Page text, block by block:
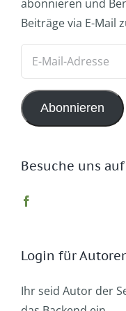
abonnieren und
Beiträge via E-Mail
Adresse
Abonnieren
Besuche uns
Login für
Ihr seid Autor der